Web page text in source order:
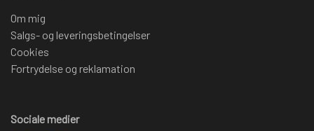
Om mig
Salgs- og leveringsbetingelser
Cookies
Fortrydelse og reklamation
Sociale medier